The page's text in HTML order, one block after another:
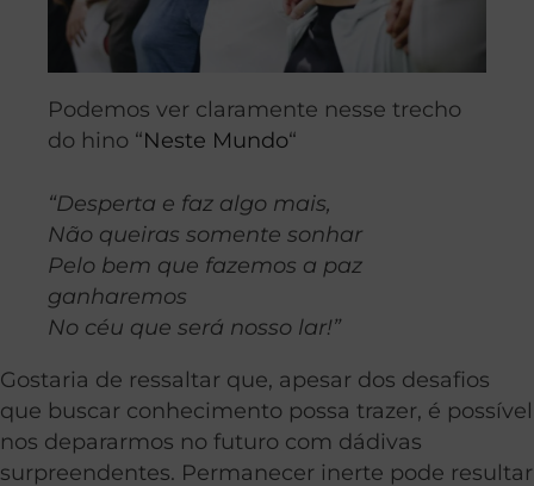
Podemos ver claramente nesse trecho
do hino “Neste Mundo“
“Desperta e faz algo mais,
Não queiras somente sonhar
Pelo bem que fazemos a paz
ganharemos
No céu que será nosso lar!”
Gostaria de ressaltar que, apesar dos desafios
que buscar conhecimento possa trazer, é possível
nos depararmos no futuro com dádivas
surpreendentes. Permanecer inerte pode resultar